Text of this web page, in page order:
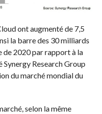
ont augmenté de 7,5
la barre des 30 milliards
de 2020 par rapport à la
Synergy Research Group
du marché mondial du
selon la même